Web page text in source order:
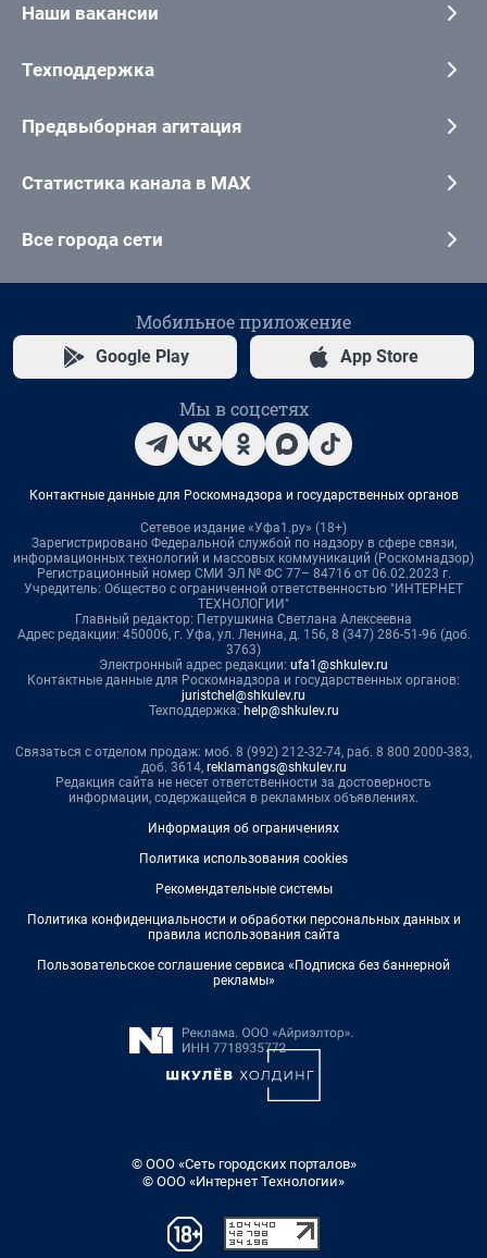
Наши вакансии
Техподдержка
Предвыборная агитация
Статистика канала в MAX
Все города сети
Мобильное приложение
Google Play App Store
Мы в соцсетях
Контактные данные для Роскомнадзора и государственных органов
Сетевое издание «Уфа1.ру» (18+)
Зарегистрировано Федеральной службой по надзору в сфере связи,
информационных технологий и массовых коммуникаций (Роскомнадзор)
Регистрационный номер СМИ ЭЛ № ФС 77– 84716 от 06.02.2023 г.
Учредитель: Общество с ограниченной ответственностью "ИНТЕРНЕТ
ТЕХНОЛОГИИ"
Главный редактор: Петрушкина Светлана Алексеевна
Адрес редакции: 450006, г. Уфа, ул. Ленина, д. 156, 8 (347) 286-51-96 (доб.
3763)
Электронный адрес редакции: ufa1@shkulev.ru
Контактные данные для Роскомнадзора и государственных органов:
juristchel@shkulev.ru
Техподдержка: help@shkulev.ru
Связаться с отделом продаж: моб. 8 (992) 212-32-74, раб. 8 800 2000-383,
доб. 3614, reklamangs@shkulev.ru
Редакция сайта не несет ответственности за достоверность
информации, содержащейся в рекламных объявлениях.
Информация об ограничениях
Политика использования cookies
Рекомендательные системы
Политика конфиденциальности и обработки персональных данных и
правила использования сайта
Пользовательское соглашение сервиса «Подписка без баннерной
рекламы»
© ООО «Сеть городских порталов»
© ООО «Интернет Технологии»